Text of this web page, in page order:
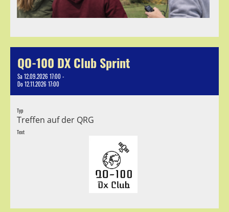
QO-100 DX Club Sprint
Sa 12.09.2026 17:00 -
Do 12.11.2026 17:00
Typ
Treffen auf der QRG
Text